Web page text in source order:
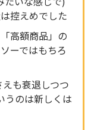
控えめでした
高額商品」の
ーではもちろ
も衰退しつつ
うのは新しくは